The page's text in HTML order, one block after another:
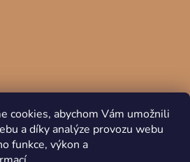
cookies, abychom Vám umožnili
a díky analýze provozu webu
funkce, výkon a